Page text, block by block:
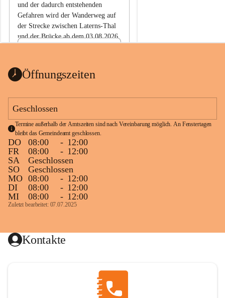
und der dadurch entstehenden
Gefahren wird der Wanderweg auf
der Strecke zwischen Laterns-Thal
und der Brücke ab dem 03.08.2026
ht
1 Seite•0,1 MB
Öffnungszeiten
Geschlossen
Termine außerhalb der Amtszeiten sind nach Vereinbarung möglich. An Fenstertagen
bleibt das Gemeindeamt geschlossen.
DO 08:00 - 12:00
FR
08:00 - 12:00
SA
Geschlossen
SO
Geschlossen
MO 08:00 - 12:00
DI
08:00 - 12:00
MI
08:00 - 12:00
Zuletzt bearbeitet: 07.07.2025
Kontakte